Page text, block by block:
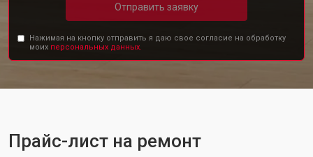
Отправить заявку
Нажимая на кнопку отправить я даю свое согласие на обработку
моих персональных данных.
Прайс-лист на ремонт